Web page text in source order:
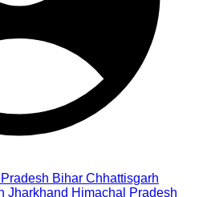
Bihar Chhattisgarh
Jharkhand Himachal Pradesh